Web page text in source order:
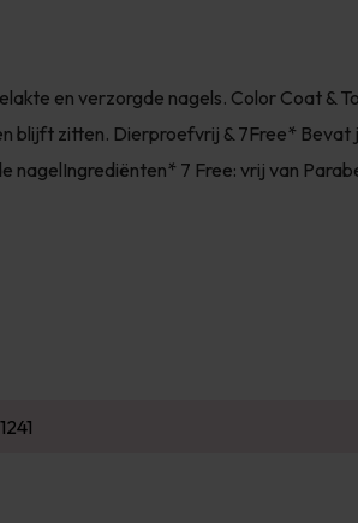
en verzorgde nagels. Color Coat &
blijft zitten. Dierproefvrij & 7Free* Bevat
nagelIngrediënten* 7 Free: vrij van